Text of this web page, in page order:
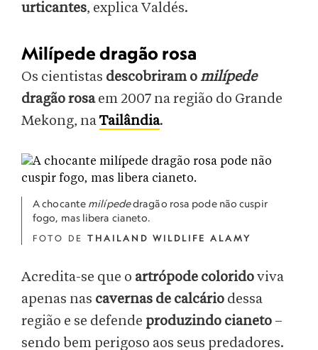
urticantes, explica Valdés.
Milípede dragão rosa
Os cientistas descobriram omilípede
dragão rosaem 2007 na região do Grande
Mekong, naTailândia.
A chocante milípededragão rosa pode não cuspir
fogo, mas libera cianeto.
FOTO DE THAILAND WILDLIFE ALAMY
Acredita-se que o artrópode coloridoviva
apenas nas cavernas de calcário dessa
região e se defende produzindo cianeto –
sendo bem perigoso aos seus predadores.